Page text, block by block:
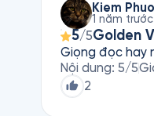
Kiem
1 năm trước
5/5Golden
Giọng đọc hay
Nội dung: 5/5
2